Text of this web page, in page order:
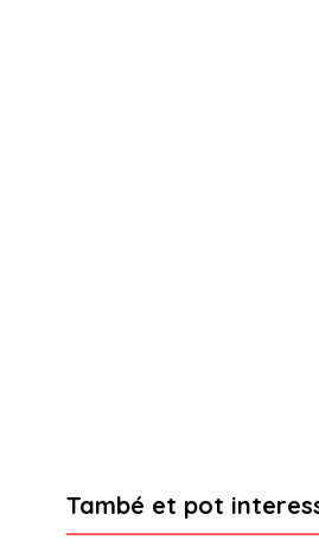
També et pot